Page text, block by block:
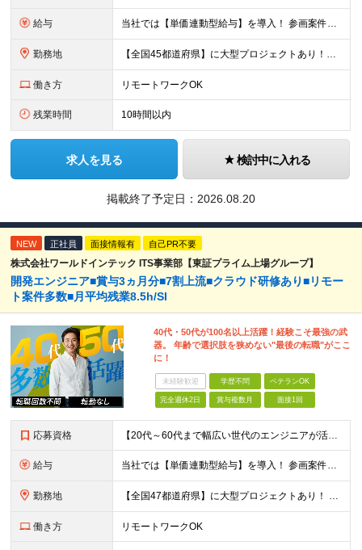
給与 当社では【単価連動型給与】を導入！ 参画案件の契約単価に連動して給与が決定。 還元率は単価の【70％～80％】と東証プライム上場グループとして高水準です！（社会保険料・教育コスト含む） ■関東：月給
勤務地 【全国45都道府県】に大型プロジェクトあり！※ 四国・沖縄を除く 主要勤務地： 北海道/宮城県/栃木県/埼玉県/千葉県/東京都/神奈川県/愛知県/大阪府/京都府/兵庫県/広島県/福岡県/熊本県 ※勤
働き方 リモートワークOK
残業時間 10時間以内
求人を見る 検討中に入れる
掲載終了予定日： 2026.08.20
NEW 正社員 面接情報有 自己PR不要
株式会社ワールドインテック ITS事業部【東証プライム上場グループ】
開発エンジニア■賞与3ヵ月分■7割上流■クラウド研修あり■リモー
ト案件多数■月平均残業8.5h/SI
40代・50代が100名以上活躍！経験こそ最強の武
器。 年齢で選択肢を狭めない"最後の転職"がここ
に！
未経験歓迎 学歴不問 ベテランOK
完全週休2日 賞与複数月 面接1回
応募資格 【20代～60代まで幅広い世代のエンジニアが活躍してます】 ■学歴不問 ■転職回数不問 ■開発経験（年数不問）をお持ちの方
給与 当社では【単価連動型給与】を導入！ 参画案件の契約単価に連動して給与が決定。 還元率は単価の【70％～80％】と東証プライム上場グループとして高水準です！（社会保険料・教育コスト含む） ■関東：月給
勤務地 【全国47都道府県】に大型プロジェクトあり！ 主要勤務地： 北海道/宮城県/栃木県/埼玉県/千葉県/東京都/神奈川県/愛知県/大阪府/京都府/兵庫県/広島県/福岡県/熊本県 ※勤務エリアは、あなたの
働き方 リモートワークOK